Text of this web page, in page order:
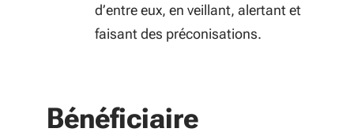
d’entre eux, en veillant, alertant et
faisant des préconisations.
Bénéficiaire